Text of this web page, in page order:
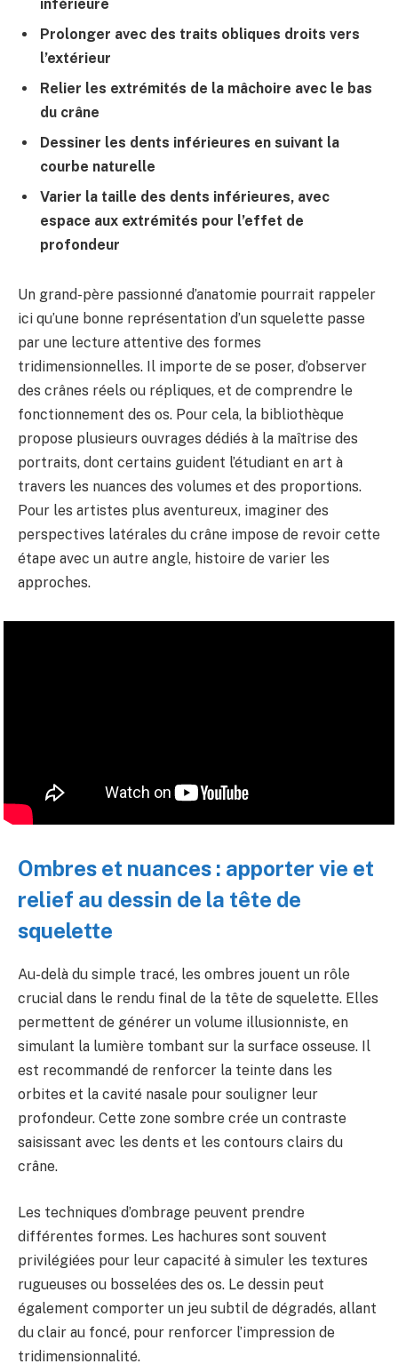
inférieure
Prolonger avec des traits obliques droits vers
l’extérieur
Relier les extrémités de la mâchoire avec le bas
du crâne
Dessiner les dents inférieures en suivant la
courbe naturelle
Varier la taille des dents inférieures, avec
espace aux extrémités pour l’effet de
profondeur
Un grand-père passionné d’anatomie pourrait rappeler
ici qu’une bonne représentation d’un squelette passe
par une lecture attentive des formes
tridimensionnelles. Il importe de se poser, d’observer
des crânes réels ou répliques, et de comprendre le
fonctionnement des os. Pour cela, la bibliothèque
propose plusieurs ouvrages dédiés à la maîtrise des
portraits, dont certains guident l’étudiant en art à
travers les nuances des volumes et des proportions.
Pour les artistes plus aventureux, imaginer des
perspectives latérales du crâne impose de revoir cette
étape avec un autre angle, histoire de varier les
approches.
Ombres et nuances : apporter vie et
relief au dessin de la tête de
squelette
Au-delà du simple tracé, les ombres jouent un rôle
crucial dans le rendu final de la tête de squelette. Elles
permettent de générer un volume illusionniste, en
simulant la lumière tombant sur la surface osseuse. Il
est recommandé de renforcer la teinte dans les
orbites et la cavité nasale pour souligner leur
profondeur. Cette zone sombre crée un contraste
saisissant avec les dents et les contours clairs du
crâne.
Les techniques d’ombrage peuvent prendre
différentes formes. Les hachures sont souvent
privilégiées pour leur capacité à simuler les textures
rugueuses ou bosselées des os. Le dessin peut
également comporter un jeu subtil de dégradés, allant
du clair au foncé, pour renforcer l’impression de
tridimensionnalité.